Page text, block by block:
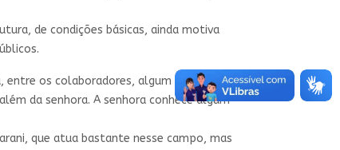
de condições básicas, ainda motiva
entre os colaboradores, algum geógrafo ou
da senhora. A senhora conhece algum
que atua bastante nesse campo, mas